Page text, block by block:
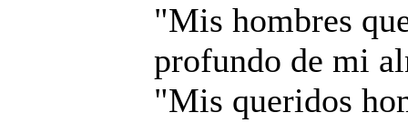
"Mis hombres
profundo de mi
"Mis queridos